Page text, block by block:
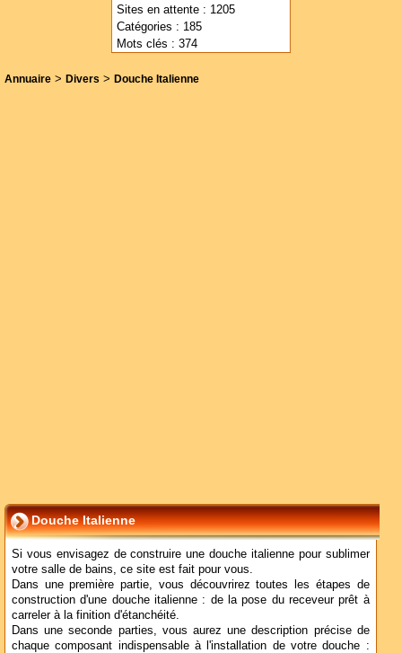
Sites en attente : 1205
Catégories : 185
Mots clés : 374
Annuaire > Divers > Douche Italienne
Douche Italienne
Si vous envisagez de construire une douche italienne pour sublimer
votre salle de bains, ce site est fait pour vous.
Dans une première partie, vous découvrirez toutes les étapes de
construction d'une douche italienne : de la pose du receveur prêt à
carreler à la finition d'étanchéité.
Dans une seconde parties, vous aurez une description précise de
chaque composant indispensable à l'installation de votre douche :